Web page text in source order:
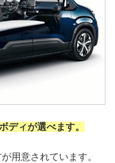
ディが選べます。
用意されています。